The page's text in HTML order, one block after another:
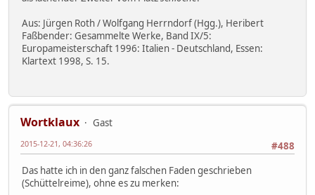
Aus: Jürgen Roth / Wolfgang Herrndorf (Hgg.), Heribert
Faßbender: Gesammelte Werke, Band IX/5:
Europameisterschaft 1996: Italien - Deutschland, Essen:
Klartext 1998, S. 15.
Wortklaux
Gast
#488
2015-12-21, 04:36:26
Das hatte ich in den ganz falschen Faden geschrieben
(Schüttelreime), ohne es zu merken: